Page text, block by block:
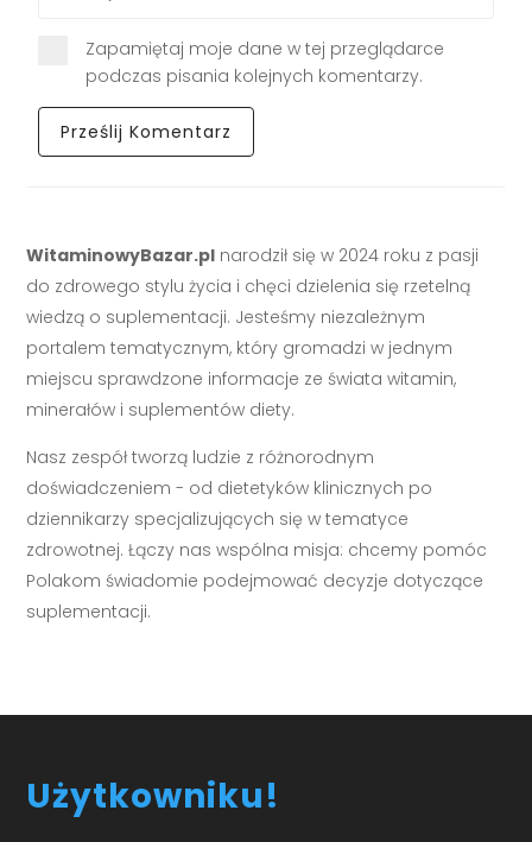
Zapamiętaj moje dane w tej przeglądarce
podczas pisania kolejnych komentarzy.
WitaminowyBazar.pl narodził się w 2024 roku z pasji
do zdrowego stylu życia i chęci dzielenia się rzetelną
wiedzą o suplementacji. Jesteśmy niezależnym
portalem tematycznym, który gromadzi w jednym
miejscu sprawdzone informacje ze świata witamin,
minerałów i suplementów diety.
Nasz zespół tworzą ludzie z różnorodnym
doświadczeniem - od dietetyków klinicznych po
dziennikarzy specjalizujących się w tematyce
zdrowotnej. Łączy nas wspólna misja: chcemy pomóc
Polakom świadomie podejmować decyzje dotyczące
suplementacji.
Użytkowniku!